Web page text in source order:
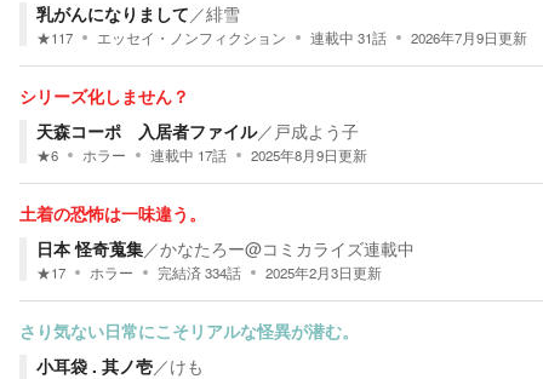
乳がんになりまして／緋雪
★117 エッセイ・ノンフィクション 連載中 31話 2026年7月9日更新
シリーズ化しません？
天森コーポ 入居者ファイル／ 戸成よう子
★6 ホラー 連載中 17話 2025年8月9日更新
土着の恐怖は一味違う。
日本 怪奇蒐集／かなたろー@コミカライズ連載中
★17 ホラー 完結済334話 2025年2月3日更新
さり気ない日常にこそリアルな怪異が潜む。
小耳袋 . 其ノ壱／けも